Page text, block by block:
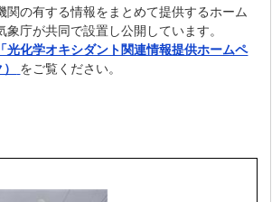
関の有する情報をまとめて提供するホーム
庁が共同で設置し公開しています。
「光化学オキシダント関連情報提供ホームペ
をご覧ください。